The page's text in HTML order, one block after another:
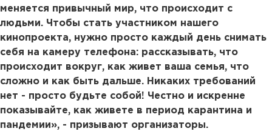
меняется привычный мир, что происходит с
людьми. Чтобы стать участником нашего
кинопроекта, нужно просто каждый день снимать
себя на камеру телефона: рассказывать, что
происходит вокруг, как живет ваша семья, что
сложно и как быть дальше. Никаких требований
нет - просто будьте собой! Честно и искренне
показывайте, как живете в период карантина и
пандемии», - призывают организаторы.